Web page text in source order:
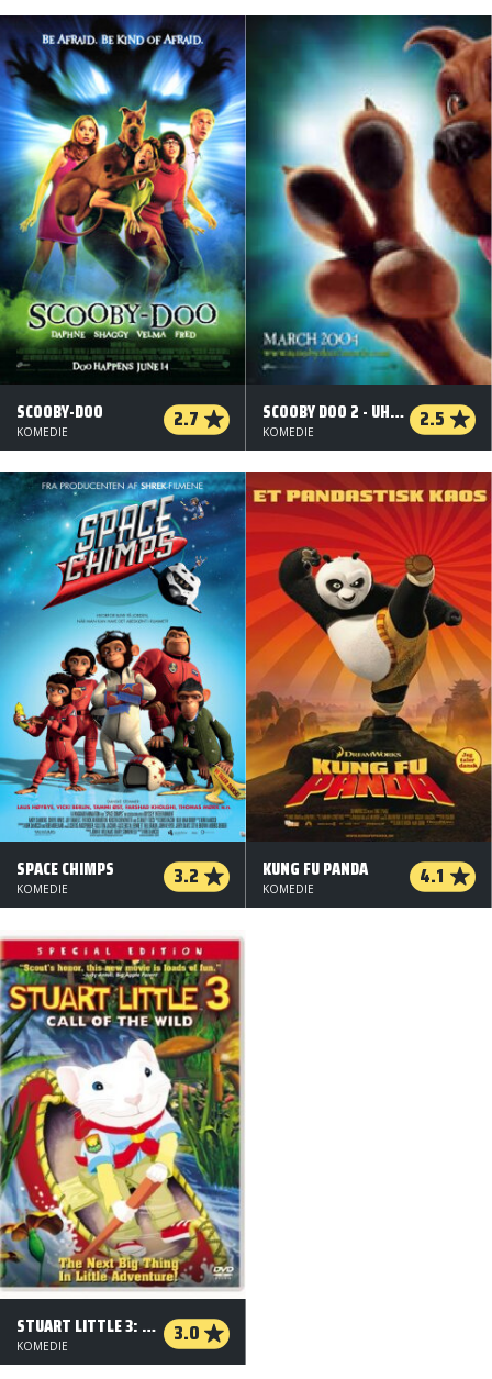
SCOOBY-DOO 2.7
KOMEDIE
SCOOBY DOO 2 - UHYRERNE ER LØS (ORG. VERSION) 2.5
KOMEDIE
SPACE CHIMPS 3.2
KOMEDIE
KUNG FU PANDA 4.1
KOMEDIE
STUART LITTLE 3: NATUREN KALDER 3.0
KOMEDIE